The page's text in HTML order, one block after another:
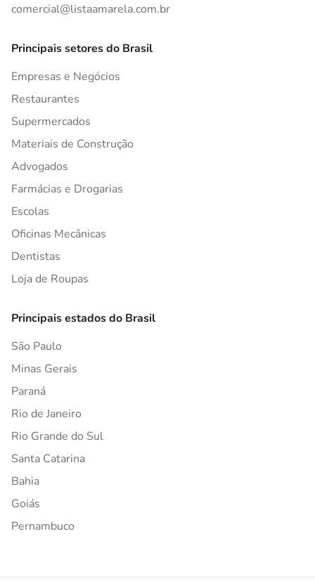
comercial@listaamarela.com.br
Principais setores do Brasil
Empresas e Negócios
Restaurantes
Supermercados
Materiais de Construção
Advogados
Farmácias e Drogarias
Escolas
Oficinas Mecânicas
Dentistas
Loja de Roupas
Principais estados do Brasil
São Paulo
Minas Gerais
Paraná
Rio de Janeiro
Rio Grande do Sul
Santa Catarina
Bahia
Goiás
Pernambuco